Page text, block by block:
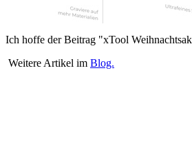
Ich hoffe der Beitrag "xTool
Weitere Artikel im Blog.